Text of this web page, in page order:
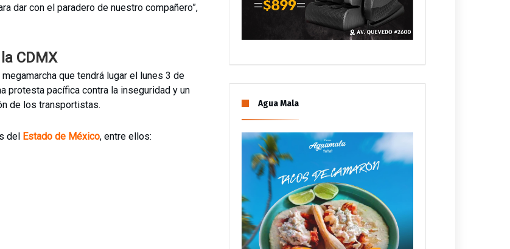
dar con el paradero de nuestro compañero”,
CDMX
que tendrá lugar el lunes 3 de
protesta pacífica contra la inseguridad y un
de los transportistas.
del Estado de México, entre ellos:
Agua Mala